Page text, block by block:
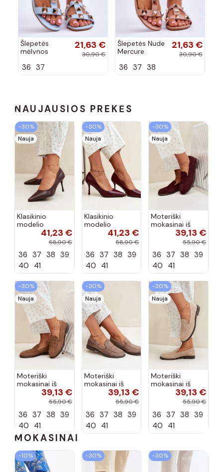
Šlepetės
mėlynos
Mercure
21,63 €
30,90 €
36 37
Šlepetės Nude
Mercure
21,63 €
30,90 €
36 37 38
NAUJAUSIOS PREKĖS
−30%
Nauja
Klasikinio
modelio
aukštakulniai
šokolado
spalvos Nesha
41,23 €
58,90 €
36 37 38 39
40 41
−30%
Nauja
Klasikinio
modelio
aukštakulniai
bordo spalvos
Nesha
41,23 €
58,90 €
36 37 38 39
40 41
−30%
Nauja
Moteriški
mokasinai iš
dirbtinės
zomšos, bordo
39,13 €
55,90 €
36 37 38 39
40 41
−30%
Nauja
Moteriški
mokasinai iš
dirbtinės
zomšos, rudos
39,13 €
55,90 €
36 37 38 39
40 41
−30%
Nauja
Moteriški
mokasinai iš
dirbtinės
zomšos, molio
39,13 €
55,90 €
36 37 38 39
40 41
−30%
Nauja
Moteriški
mokasinai iš
dirbtinės
zomšos, smėlio
39,13 €
55,90 €
36 37 38 39
40 41
MOKASINAI
−10% −30% −30%